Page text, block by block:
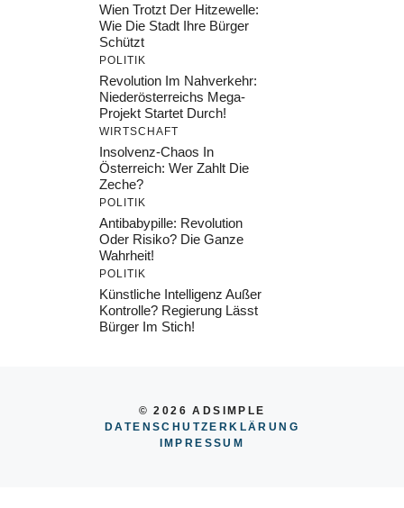
Wien Trotzt Der Hitzewelle:
Wie Die Stadt Ihre Bürger
Schützt
POLITIK
Revolution Im Nahverkehr:
Niederösterreichs Mega-
Projekt Startet Durch!
WIRTSCHAFT
Insolvenz-Chaos In
Österreich: Wer Zahlt Die
Zeche?
POLITIK
Antibabypille: Revolution
Oder Risiko? Die Ganze
Wahrheit!
POLITIK
Künstliche Intelligenz Außer
Kontrolle? Regierung Lässt
Bürger Im Stich!
© 2026 ADSIMPLE
DATENSCHUTZERKLÄRUNG
IMPRESSU M